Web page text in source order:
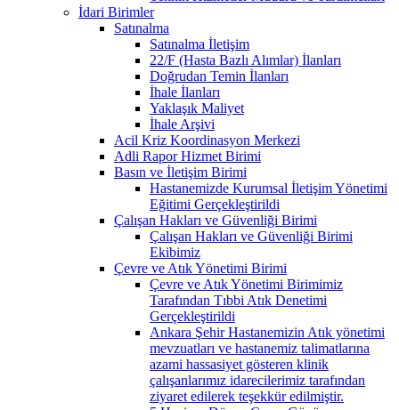
İdari Birimler
Satınalma
Satınalma İletişim
22/F (Hasta Bazlı Alımlar) İlanları
Doğrudan Temin İlanları
İhale İlanları
Yaklaşık Maliyet
İhale Arşivi
Acil Kriz Koordinasyon Merkezi
Adli Rapor Hizmet Birimi
Basın ve İletişim Birimi
Hastanemizde Kurumsal İletişim Yönetimi
Eğitimi Gerçekleştirildi
Çalışan Hakları ve Güvenliği Birimi
Çalışan Hakları ve Güvenliği Birimi
Ekibimiz
Çevre ve Atık Yönetimi Birimi
Çevre ve Atık Yönetimi Birimimiz
Tarafından Tıbbi Atık Denetimi
Gerçekleştirildi
Ankara Şehir Hastanemizin Atık yönetimi
mevzuatları ve hastanemiz talimatlarına
azami hassasiyet gösteren klinik
çalışanlarımız idarecilerimiz tarafından
ziyaret edilerek teşekkür edilmiştir.